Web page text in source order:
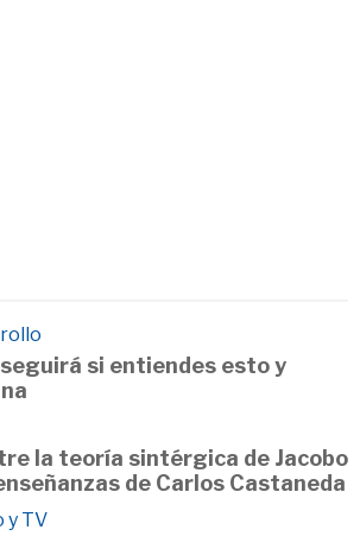
si entiendes esto y
la teoría sintérgica de Jacobo
de Carlos Castaneda
y TV